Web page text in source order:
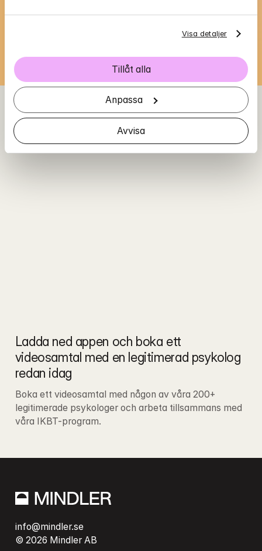
Visa detaljer
Tillåt alla
Anpassa
Avvisa
Ladda ned appen och boka ett
videosamtal med en legitimerad psykolog
redan idag
Boka ett videosamtal med någon av våra 200+
legitimerade psykologer och arbeta tillsammans med
våra IKBT-program.
info@mindler.se
© 2026 Mindler AB